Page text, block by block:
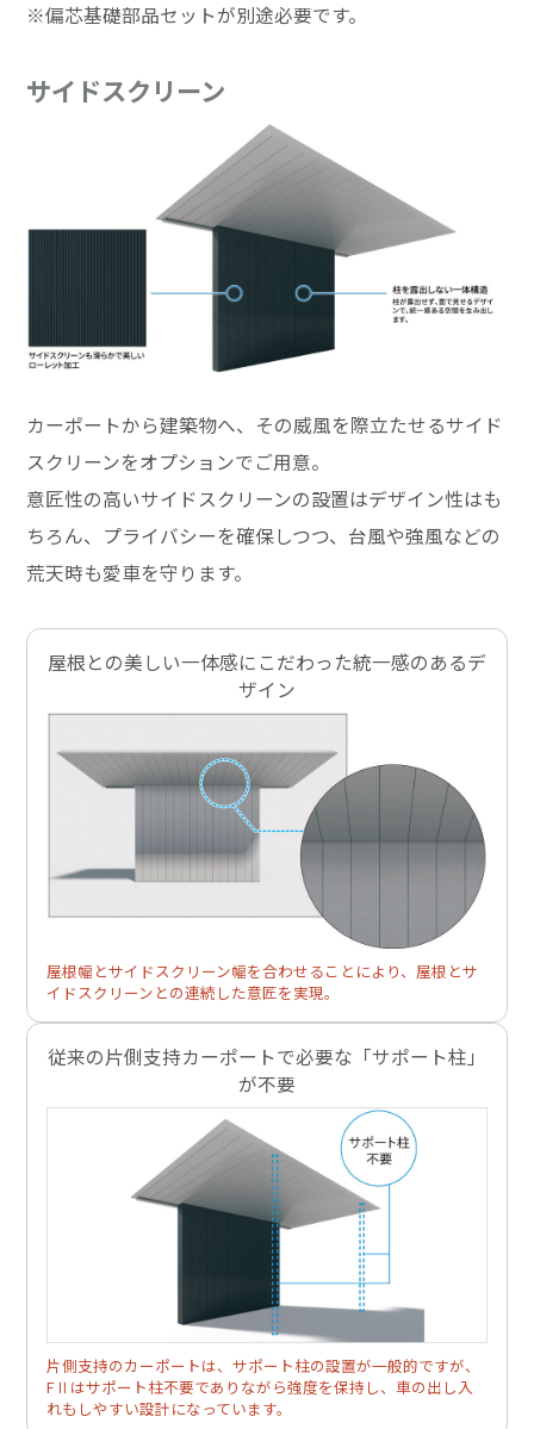
※偏芯基礎部品セットが別途必要です。
サイドスクリーン
カーポートから建築物へ、その威風を際立たせるサイド
スクリーンをオプションでご用意。
意匠性の高いサイドスクリーンの設置はデザイン性はも
ちろん、プライバシーを確保しつつ、台風や強風などの
荒天時も愛車を守ります。
屋根との美しい一体感にこだわった統一感のあるデ
ザイン
屋根幅とサイドスクリーン幅を合わせることにより、屋根とサ
イドスクリーンとの連続した意匠を実現。
従来の片側支持カーポートで必要な「サポート柱」
が不要
片側支持のカーポートは、サポート柱の設置が一般的ですが、
FⅡはサポート柱不要でありながら強度を保持し、車の出し入
れもしやすい設計になっています。